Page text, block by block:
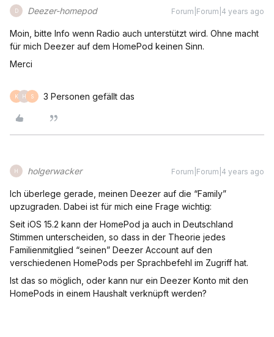
D Deezer-homepod Forum|Forum|4 years ago
Moin, bitte Info wenn Radio auch unterstützt wird. Ohne macht
für mich Deezer auf dem HomePod keinen Sinn.
Merci
K H S 3 Personen gefällt das
H holgerwacker Forum|Forum|4 years ago
Ich überlege gerade, meinen Deezer auf die “Family”
upzugraden. Dabei ist für mich eine Frage wichtig:
Seit iOS 15.2 kann der HomePod ja auch in Deutschland
Stimmen unterscheiden, so dass in der Theorie jedes
Familienmitglied “seinen” Deezer Account auf den
verschiedenen HomePods per Sprachbefehl im Zugriff hat.
Ist das so möglich, oder kann nur ein Deezer Konto mit den
HomePods in einem Haushalt verknüpft werden?